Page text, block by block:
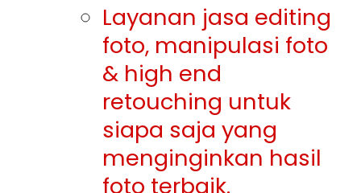
Layanan jasa editing
foto, manipulasi foto
& high end
retouching untuk
siapa saja yang
menginginkan hasil
foto terbaik.